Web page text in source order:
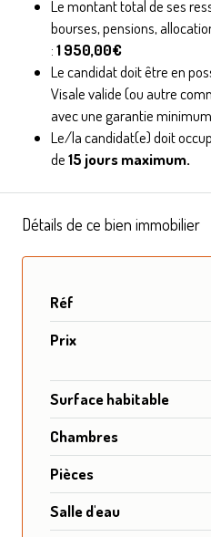
Le montant total de ses
bourses, pensions,
:1 950,00€
Le candidat doit être en
Visale valide (ou autre
avec une garantie
Le/la candidat(e) doit
de15 jours maximum.
Détails de ce bien immobilier
Réf
Prix
Surface habitable
Chambres
Pièces
Salle d'eau